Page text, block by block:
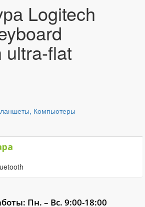
Logitech
ultra-flat
Компьютеры
Пн. – Вс. 9:00-18:00